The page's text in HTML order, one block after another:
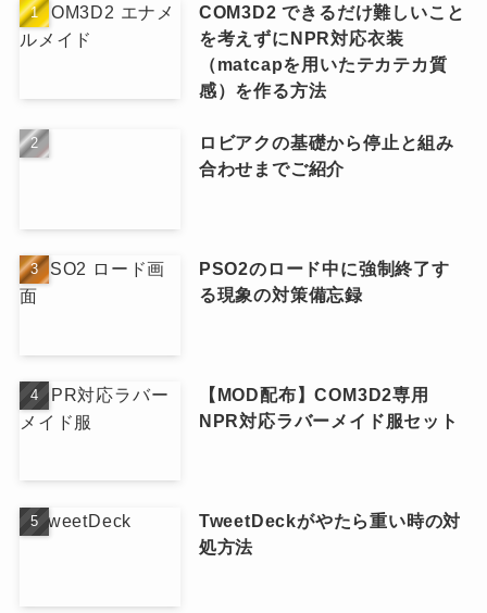
COM3D2 できるだけ難しいこと
を考えずにNPR対応衣装
（matcapを用いたテカテカ質
感）を作る方法
ロビアクの基礎から停止と組み
合わせまでご紹介
PSO2のロード中に強制終了す
る現象の対策備忘録
【MOD配布】COM3D2専用
NPR対応ラバーメイド服セット
TweetDeckがやたら重い時の対
処方法